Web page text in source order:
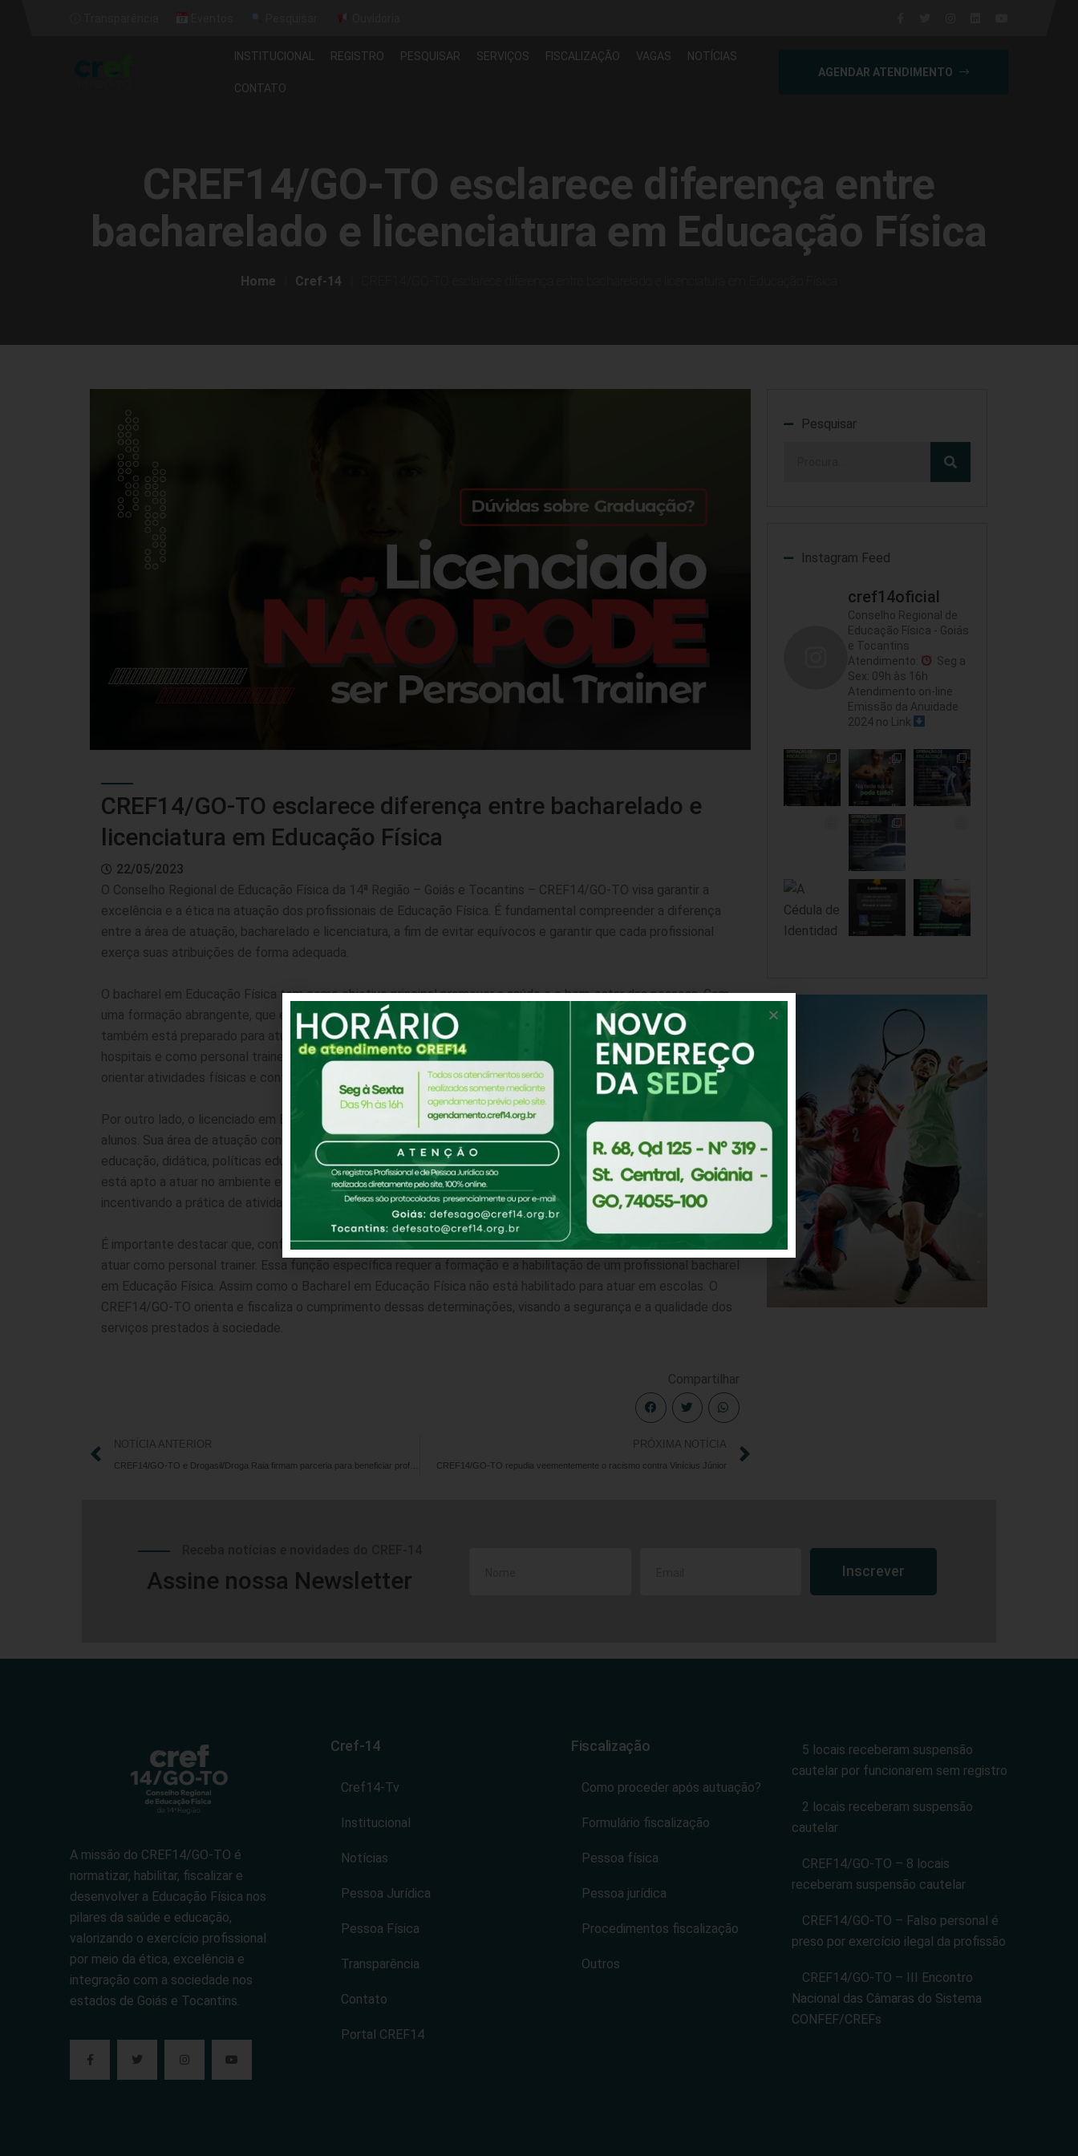
INSTITUCIONAL REGISTRO PESQUISAR SERVIÇOS FISCALIZAÇÃO VAGAS NOTÍCIAS
CONTATO
AGENDAR ATENDIMENTO
CREF14/GO-TO esclarece diferença entre
bacharelado e licenciatura em Educação Física
Home Cref-14
CREF14/GO-TO esclarece diferença entre bacharelado e
licenciatura em Educação Física
22/05/2023
O Conselho Regional de Educação Física da 14ª Região – Goiás e Tocantins – CREF14/GO-TO visa garantir a
excelência e a ética na atuação dos profissionais de Educação Física. É fundamental compreender a diferença
entre a área de atuação, bacharelado e licenciatura, a fim de evitar equívocos e garantir que cada profissional
exerça suas atribuições de forma adequada.
O bacharel em Educação Física tem como objetivo principal promover a saúde e o bem-estar das pessoas. Com
uma formação abrangente, que engloba disciplinas como anatomia, fisiologia, treinamento esportivo e nutrição,
também está preparado para atuar em diversas áreas que incluem academias, equipes esportivas, clubes,
hospitais e como personal trainer. É capacitado para prescrever exercícios, elaborar planos de treinamento,
orientar atividades físicas e contribuir para a melhoria da qualidade de vida de seus clientes.
Por outro lado, o licenciado em Educação Física tem como objetivo principal a formação e a aprendizagem de
alunos. Sua área de atuação concentra-se mais no campo educacional, abrangendo disciplinas como psicologia da
educação, didática, políticas educacionais, métodos de ensino, além de atuar como professor e pesquisador. Ele
está apto a atuar no ambiente escolar, desenvolvendo habilidades motoras, promovendo a cultura corporal e
incentivando a prática de atividades físicas como parte integrante da formação integral dos alunos.
É importante destacar que, conforme legislação, um licenciado em Educação Física não está habilitado para
atuar como personal trainer. Essa função específica requer a formação e a habilitação de um profissional bacharel
em Educação Física. Assim como o Bacharel em Educação Física não está habilitado para atuar em escolas. O
CREF14/GO-TO orienta e fiscaliza o cumprimento dessas determinações, visando a segurança e a qualidade dos
serviços prestados à sociedade.
Compartilhar
NOTÍCIA ANTERIOR PRÓXIMA NOTÍCIA
CREF14/GO-TO repudia veementemente o racismo contra Vinícius Júnior
Pesquisar
Instagram Feed
cref14oficial
Conselho Regional de
Educação Física - Goiás
e Tocantins
Atendimento:
Seg a
Sex: 09h às 16h
Atendimento on-line
Emissão da Anuidade
2024 no Link
Assine nossa Newsletter Inscrever
A missão do CREF14/GO-TO é
normatizar, habilitar, fiscalizar e
desenvolver a Educação Física nos
pilares da saúde e educação,
valorizando o exercício profissional
por meio da ética, excelência e
integração com a sociedade nos
estados de Goiás e Tocantins.
Cref-14
Cref14-Tv
Institucional
Notícias
Pessoa Jurídica
Pessoa Física
Transparência
Contato
Portal CREF14
Fiscalização
Como proceder após autuação?
Formulário fiscalização
Pessoa física
Pessoa jurídica
Procedimentos fiscalização
Outros
5 locais receberam suspensão
cautelar por funcionarem sem registro
2 locais receberam suspensão
cautelar
CREF14/GO-TO – 8 locais
receberam suspensão cautelar
CREF14/GO-TO – Falso personal é
preso por exercício ilegal da profissão
CREF14/GO-TO – III Encontro
Nacional das Câmaras do Sistema
CONFEF/CREFs